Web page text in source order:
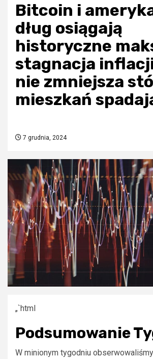
Bitcoin i
dług osiągają
historyczne
stagnacja
nie zmniejsza
mieszkań
7 grudnia, 2024
„`html
Podsumowanie
W minionym tygodniu